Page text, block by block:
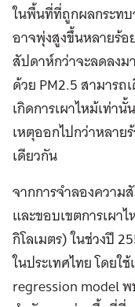
ในพื้นที่ที่ถูกผลกระทบ
อาจพุ่งสูงขึ้นหลายร้อ
สัปดาห์กว่าจะลดลงม
ด้วย PM2.5 สามารถ
เกิดการเผาไหม้เท่า
เหตุออกไปกว่าหลาย
เดียวกัน
จากการจำลองความ
และขอบเขตการเผา
กิโลเมตร) ในช่วงปี
ในประเทศไทย โดย
regression model